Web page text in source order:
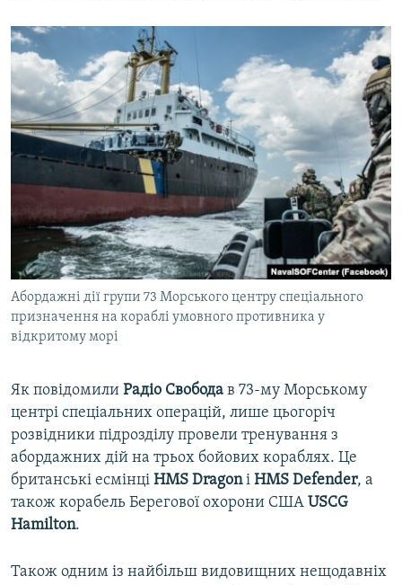
Абордажні дії групи 73 Морського центру спеціального
призначення на кораблі умовного противника у
відкритому морі
Як повідомили Радіо Свобода в 73-му Морському
центрі спеціальних операцій, лише цьогоріч
розвідники підрозділу провели тренування з
абордажних дій на трьох бойових кораблях. Це
британські есмінці HMS Dragonі HMS Defender, а
також корабель Берегової охорони США USCG
Hamilton. ​
Також одним із найбільш видовищних нещодавніх